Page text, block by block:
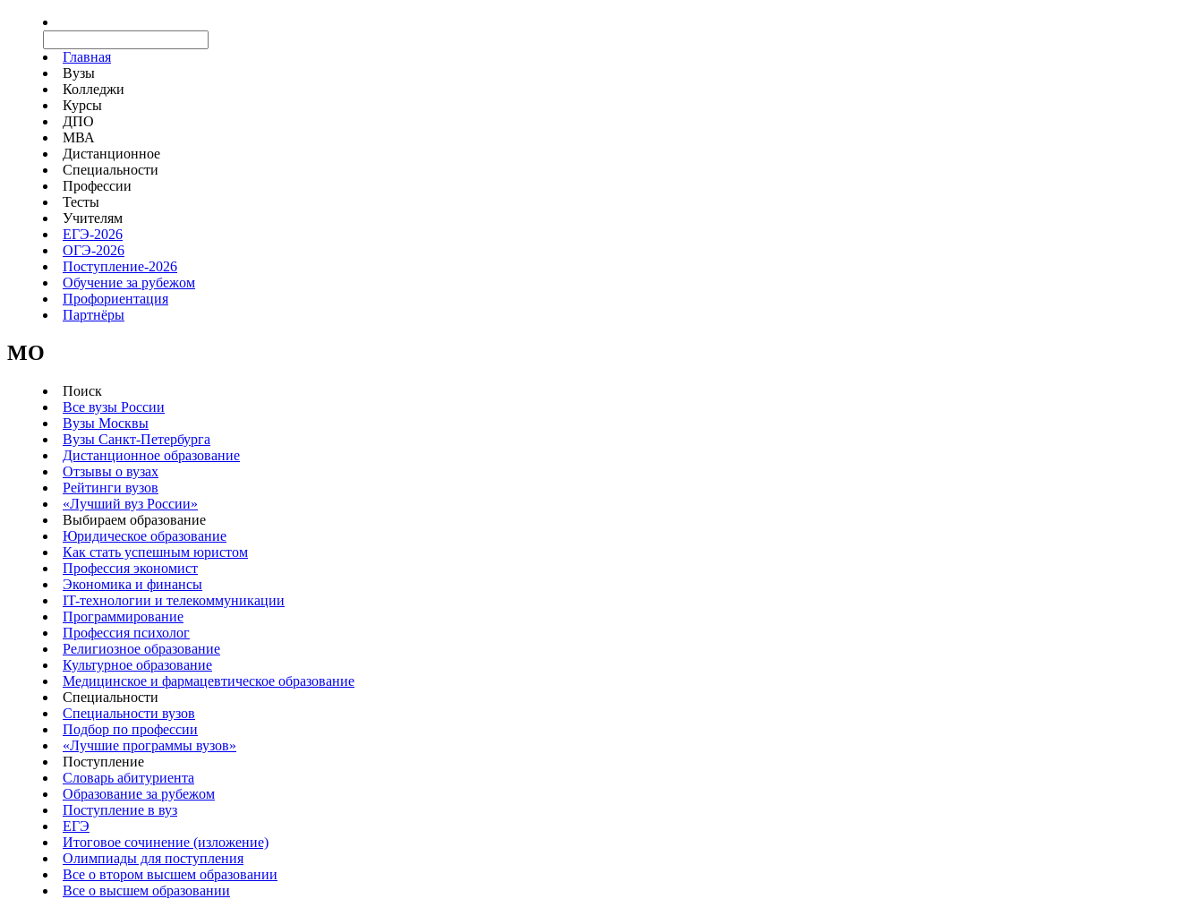
Главная
Вузы
Колледжи
Курсы
ДПО
МВА
Дистанционное
Специальности
Профессии
Тесты
Учителям
ЕГЭ-2026
ОГЭ-2026
Поступление-2026
Обучение за рубежом
Профориентация
Партнёры
MO
Поиск
Все вузы России
Вузы Москвы
Вузы Санкт-Петербурга
Дистанционное образование
Отзывы о вузах
Рейтинги вузов
«Лучший вуз России»
Выбираем образование
Юридическое образование
Как стать успешным юристом
Профессия экономист
Экономика и финансы
IT-технологии и телекоммуникации
Программирование
Профессия психолог
Религиозное образование
Культурное образование
Медицинское и фармацевтическое образование
Специальности
Специальности вузов
Подбор по профессии
«Лучшие программы вузов»
Поступление
Словарь абитуриента
Образование за рубежом
Поступление в вуз
ЕГЭ
Итоговое сочинение (изложение)
Олимпиады для поступления
Все о втором высшем образовании
Все о высшем образовании